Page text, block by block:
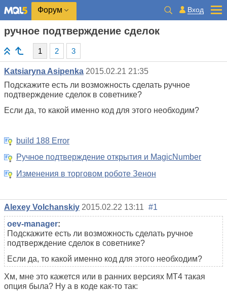
Форум Вход
ручное подтверждение сделок
1 2 3
Katsiaryna Asipenka 2015.02.21 21:35
Подскажите есть ли возможность сделать ручное
подтверждение сделок в советнике?
Если да, то какой именно код для этого необходим?
build 188 Error
Ручное подтверждение открытия и MagicNumber
Изменения в торговом роботе Зенон
Alexey Volchanskiy 2015.02.22 13:11 #1
oev-manager:
Подскажите есть ли возможность сделать ручное
подтверждение сделок в советнике?
Если да, то какой именно код для этого необходим?
Хм, мне это кажется или в ранних версиях МТ4 такая
опция была? Ну а в коде как-то так: